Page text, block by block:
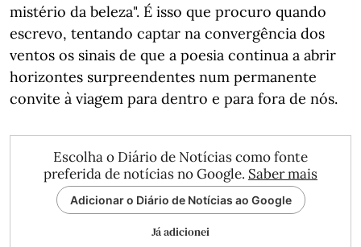
mistério da beleza". É isso que procuro quando
escrevo, tentando captar na convergência dos
ventos os sinais de que a poesia continua a abrir
horizontes surpreendentes num permanente
convite à viagem para dentro e para fora de nós.
Escolha o Diário de Notícias como fonte
preferida de notícias no Google. Saber mais
Adicionar o Diário de Notícias ao Google
Já adicionei